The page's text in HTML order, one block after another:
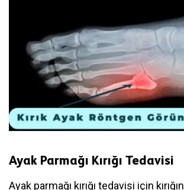
Ayak Parmağı Kırığı Tedavisi
Ayak parmağı kırığı tedavisi için kırığın